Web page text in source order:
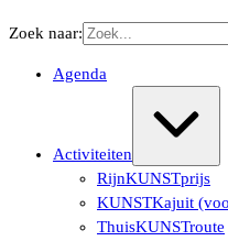
naar
Zoek naar:
Agenda
Activiteiten
RijnKUNSTprijs
KUNSTKajuit
ThuisKUNSTroute